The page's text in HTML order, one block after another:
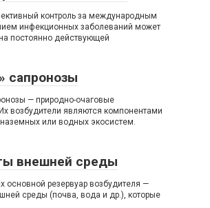
контроль за международным
инфекционных заболеваний может
постоянно действующей
сапронозы
— природно-очаговые
возбудители являются компонентами
или водных экосистем.
внешней среды
основной резервуар возбудителя —
среды (почва, вода и др.), которые